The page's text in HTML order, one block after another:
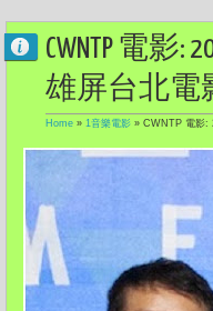
CWNTP 電
雄屏台北電
Home » 1音樂電影 » CWNTP 電影: